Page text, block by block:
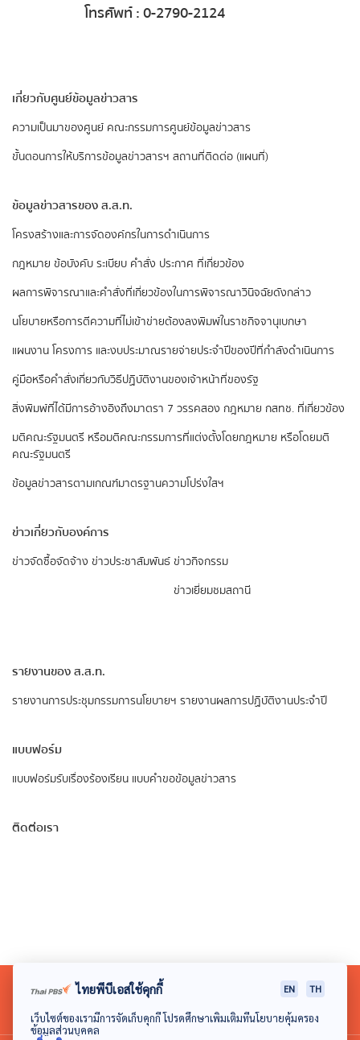
โทรศัพท์ : 0-2790-2124
เกี่ยวกับศูนย์ข้อมูลข่าวสาร
ความเป็นมาของศูนย์ คณะกรรมการศูนย์ข้อมูลข่าวสาร
ขั้นตอนการให้บริการข้อมูลข่าวสารฯ สถานที่ติดต่อ (แผนที่)
ข้อมูลข่าวสารของ ส.ส.ท.
​โครงสร้างและการจัดองค์กรในการดำเนินการ
กฎหมาย ข้อบังคับ ระเบียบ คำสั่ง ประกาศ ที่เกี่ยวข้อง
ผลการพิจารณาและคำสั่งที่เกี่ยวข้องในการพิจารณาวินิจฉัยดังกล่าว
นโยบายหรือการตีความที่ไม่เข้าข่ายต้องลงพิมพ์ในราชกิจจานุเบกษา
แผนงาน โครงการ และงบประมาณรายจ่ายประจำปีของปีที่กำลังดำเนินการ
คู่มือหรือคำสั่งเกี่ยวกับวิธีปฏิบัติงานของเจ้าหน้าที่ของรัฐ
สิ่งพิมพ์ที่ได้มีการอ้างอิงถึงมาตรา 7 วรรคสอง กฎหมาย กสทช. ที่เกี่ยวข้อง
มติคณะรัฐมนตรี หรือมติคณะกรรมการที่แต่งตั้งโดยกฎหมาย หรือโดยมติ
คณะรัฐมนตรี
ข้อมูลข่าวสารตามเกณฑ์มาตรฐานความโปร่งใสฯ
ข่าวเกี่ยวกับองค์การ
ข่าวจัดซื้อจัดจ้าง ข่าวประชาสัมพันธ์ ข่าวกิจกรรม
ข่าวเยี่ยมชมสถานี
รายงานของ ส.ส.ท.
รายงานการประชุมกรรมการนโยบายฯ รายงานผลการปฏิบัติงานประจำปี
แบบฟอร์ม
แบบฟอร์มรับเรื่องร้องเรียน แบบคำขอข้อมูลข่าวสาร
ติดต่อเรา
ไทยพีบีเอสใช้คุกกี้ EN TH
เว็บไซต์ของเรามีการจัดเก็บคุกกี้ โปรดศึกษาเพิ่มเติมที่นโยบายคุ้มครอง
ข้อมูลส่วนบุคคล